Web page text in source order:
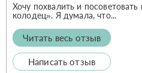
Хочу похвалить и
колодец». Я думала, что...
Читать весь отзыв
Написать отзыв